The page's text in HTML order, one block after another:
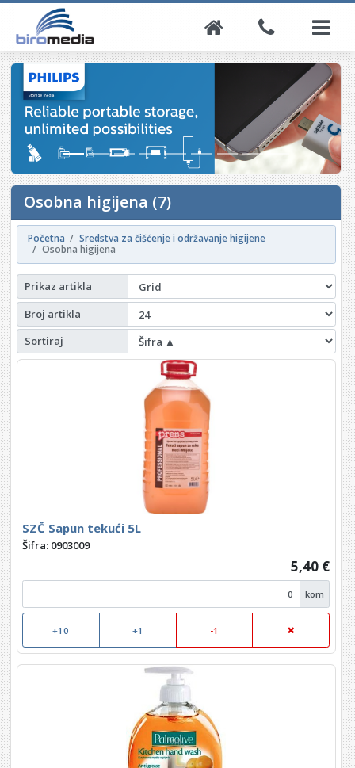
Osobna higijena (7)
Početna
Sredstva za čišćenje i održavanje higijene
Osobna higijena
Prikaz artikla
Broj artikla
Sortiraj
SZČ Sapun tekući 5L
Šifra: 0903009
5,40 €
kom
+10 +1 -1